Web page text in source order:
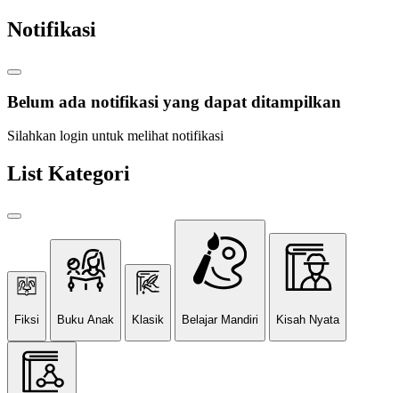
Notifikasi
Belum ada notifikasi yang dapat ditampilkan
Silahkan login untuk melihat notifikasi
List Kategori
Fiksi Buku Anak Klasik Belajar Mandiri Kisah Nyata